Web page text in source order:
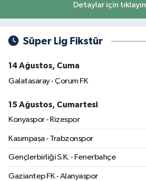
Detaylar için tıklayın
Süper Lig Fikstür
14 Ağustos, Cuma
Galatasaray - Çorum FK
15 Ağustos, Cumartesi
Konyaspor - Rizespor
Kasımpaşa - Trabzonspor
Gençlerbirliği S.K. - Fenerbahçe
Gaziantep FK - Alanyaspor